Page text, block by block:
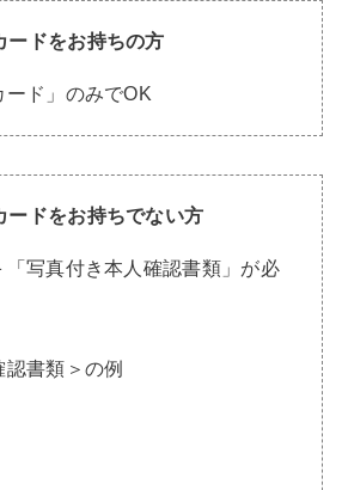
ードをお持ちの方
ード」のみでOK
ードをお持ちでない方
「写真付き本人確認書類」が必
認書類＞の例